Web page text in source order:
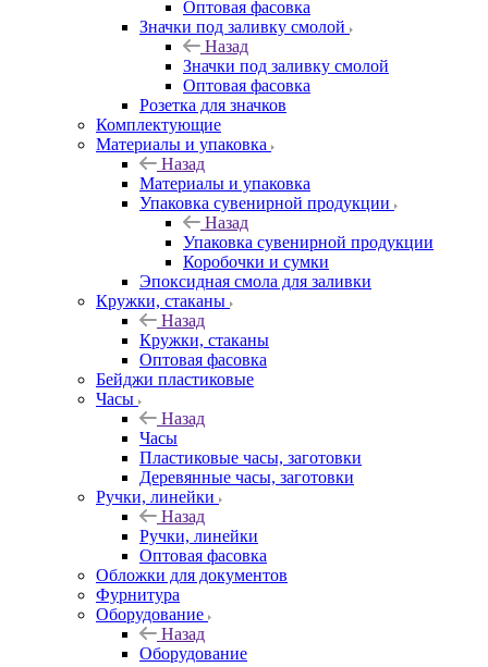
Оптовая фасовка
Значки под заливку смолой
Назад
Значки под заливку смолой
Оптовая фасовка
Розетка для значков
Комплектующие
Материалы и упаковка
Назад
Материалы и упаковка
Упаковка сувенирной продукции
Назад
Упаковка сувенирной продукции
Коробочки и сумки
Эпоксидная смола для заливки
Кружки, стаканы
Назад
Кружки, стаканы
Оптовая фасовка
Бейджи пластиковые
Часы
Назад
Часы
Пластиковые часы, заготовки
Деревянные часы, заготовки
Ручки, линейки
Назад
Ручки, линейки
Оптовая фасовка
Обложки для документов
Фурнитура
Оборудование
Назад
Оборудование